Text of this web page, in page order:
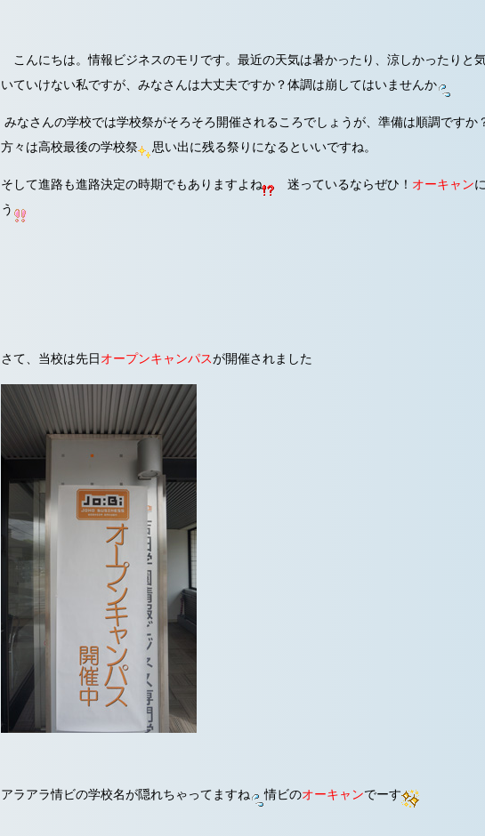
こんにちは。情報ビジネスのモリです。最近の天気は暑かったり、涼しかったりと
いていけない私ですが、みなさんは大丈夫ですか？体調は崩してはいませんか
みなさんの学校では学校祭がそろそろ開催されるころでしょうが、準備は順調ですか
方々は高校最後の学校祭
思い出に残る祭りになるといいですね。
そして進路も進路決定の時期でもありますよね 迷っているならぜひ！ オーキャン
う
さて、当校は先日 オープンキャンパスが開催されました
アラアラ情ビの学校名が隠れちゃってますね 情ビのオーキャンでーす